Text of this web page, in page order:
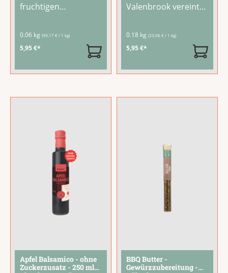
fruchtigen
auf Deinen Tisch.
Sonnengereifte
Tomaten treffen auf
Chili und
Knoblauch.Rühre 3
Teelöffel mit etwas
heißem Wasser an,
...
0.06 kg (99,17 € / 1 kg)
5,95 €*
Valenbrook vereint
Komposition
hochwertiger
Waldpilze -- darunter
Butterpilze,
Padano und ein
Hauch Steinpilz
runden die
0.18 kg (33,06 € / 1 kg)
5,95 €*
Apfel Balsamico - ohne
Zuckerzusatz - 250 ml
BBQ Butter -
Gewürzzubereitung -